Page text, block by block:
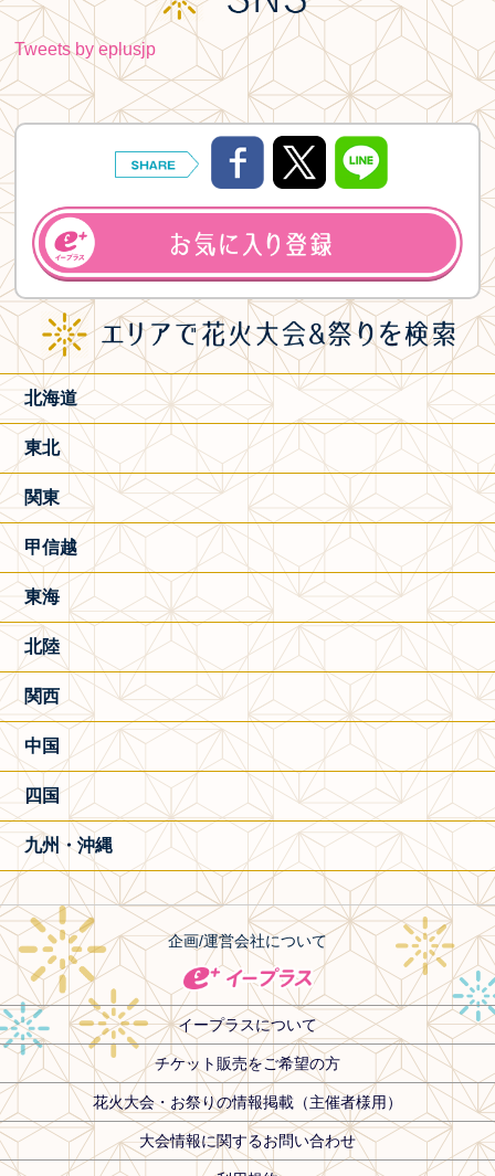
Tweets by eplusjp
北海道
東北
関東
甲信越
東海
北陸
関西
中国
四国
九州・沖縄
企画/運営会社について
イープラスについて
チケット販売をご希望の方
花火大会・お祭りの情報掲載（主催者様用）
大会情報に関するお問い合わせ